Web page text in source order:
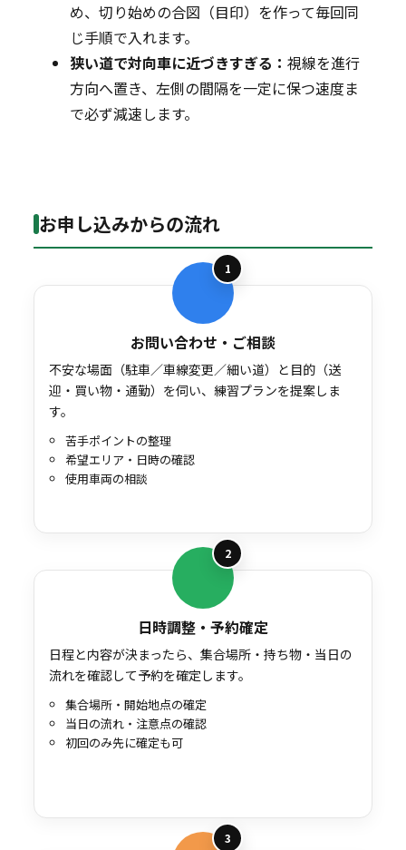
め、切り始めの合図（目印）を作って毎回同
じ手順で入れます。
狭い道で対向車に近づきすぎる：視線を進行
方向へ置き、左側の間隔を一定に保つ速度ま
で必ず減速します。
お申し込みからの流れ
1
お問い合わせ・ご相談
不安な場面（駐車／車線変更／細い道）と目的（送
迎・買い物・通勤）を伺い、練習プランを提案しま
す。
苦手ポイントの整理
希望エリア・日時の確認
使用車両の相談
2
日時調整・予約確定
日程と内容が決まったら、集合場所・持ち物・当日の
流れを確認して予約を確定します。
集合場所・開始地点の確定
当日の流れ・注意点の確認
初回のみ先に確定も可
3